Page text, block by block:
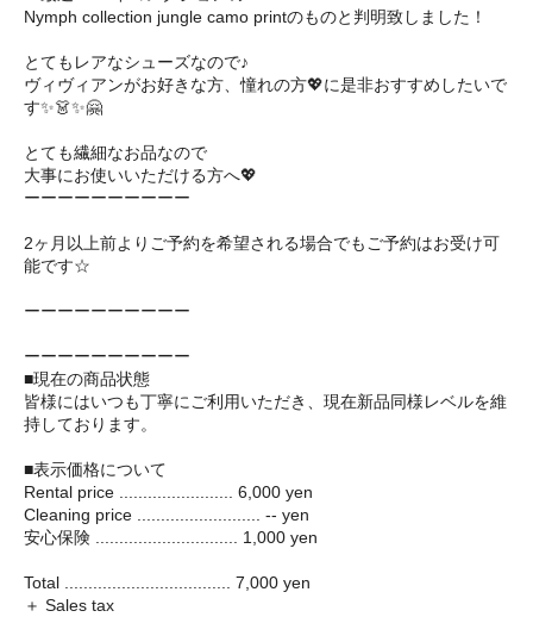
Nymph collection jungle camo printのものと判明致しました！
とてもレアなシューズなので♪
ヴィヴィアンがお好きな方、憧れの方💖に是非おすすめしたいで
す✨👗✨🤗
とても繊細なお品なので
大事にお使いいただける方へ💖
ーーーーーーーーーー
2ヶ月以上前よりご予約を希望される場合でもご予約はお受け可
能です☆
ーーーーーーーーーー
ーーーーーーーーーー
■現在の商品状態
皆様にはいつも丁寧にご利用いただき、現在新品同様レベルを維
持しております。
■表示価格について
Rental price ........................ 6,000 yen
Cleaning price .......................... -- yen
安心保険 .............................. 1,000 yen
Total ................................... 7,000 yen
＋ Sales tax